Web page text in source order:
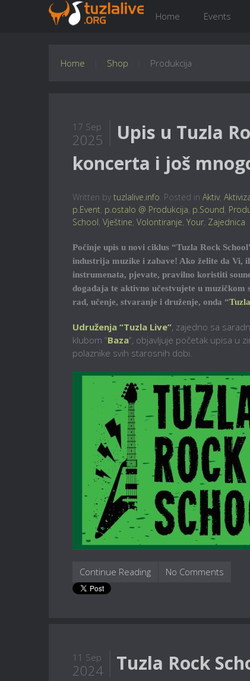
Home Events
Home Shop Produkcija
17 Sep
2025
Upis u Tuzla
koncerta i još
Written by tuzlalive.info. Posted in Aktiv,
p.Event, p.ostalo @ Produkcija, p.Sound,
School, Vještine, Volontiranje, Your, Zajednica
Počinje upis u novi ciklus “Tuzla Rock
industrija muzike i zabave! Ako želite da Vi,
instrumenata, pjevate, pravilno koristiti
događaja te aktivno učestvujete u
rad, učenje, stvaranje i druženje, onda “
Udruženja “Tuzla Live”, zajedno sa
klubom “Baza“, objavljuje početak upisa u
polaznike svih starosnih dobi.
Continue Reading No Comments
11 Sep
2024
Tuzla Rock